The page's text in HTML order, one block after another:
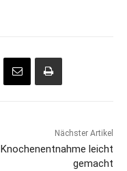
Nächster Artikel
Knochenentnahme leicht
gemacht